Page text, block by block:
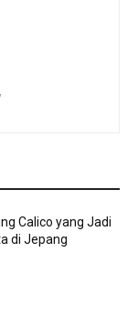
Calico yang Jadi
di Jepang